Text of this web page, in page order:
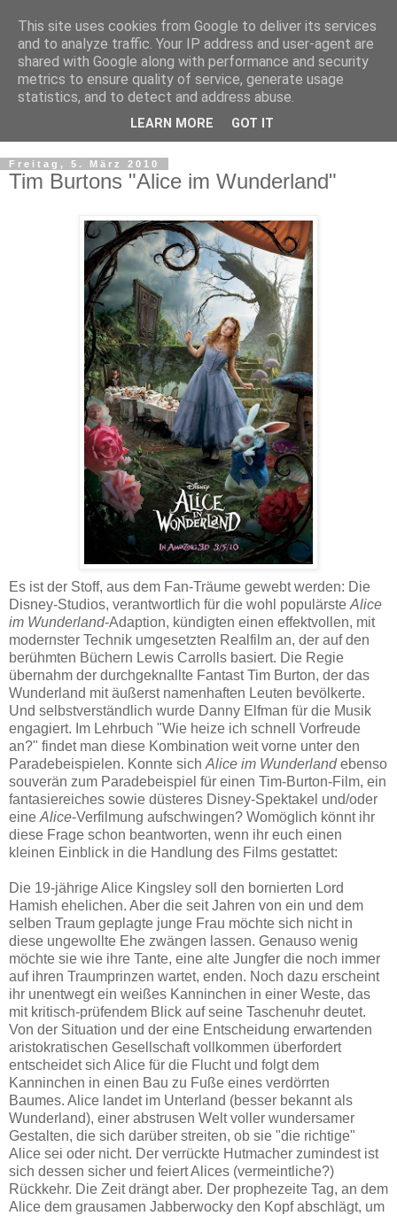
Freitag, 5. März 2010
Tim Burtons "Alice im Wunderland"
Es ist der Stoff, aus dem Fan-Träume gewebt werden: Die
Disney-Studios, verantwortlich für die wohl populärste Alice
im Wunderland-Adaption, kündigten einen effektvollen, mit
modernster Technik umgesetzten Realfilm an, der auf den
berühmten Büchern Lewis Carrolls basiert. Die Regie
übernahm der durchgeknallte Fantast Tim Burton, der das
Wunderland mit äußerst namenhaften Leuten bevölkerte.
Und selbstverständlich wurde Danny Elfman für die Musik
engagiert. Im Lehrbuch "Wie heize ich schnell Vorfreude
an?" findet man diese Kombination weit vorne unter den
Paradebeispielen. Konnte sich Alice im Wunderlandebenso
souverän zum Paradebeispiel für einen Tim-Burton-Film, ein
fantasiereiches sowie düsteres Disney-Spektakel und/oder
eine Alice-Verfilmung aufschwingen? Womöglich könnt ihr
diese Frage schon beantworten, wenn ihr euch einen
kleinen Einblick in die Handlung des Films gestattet:
Die 19-jährige Alice Kingsley soll den bornierten Lord
Hamish ehelichen. Aber die seit Jahren von ein und dem
selben Traum geplagte junge Frau möchte sich nicht in
diese ungewollte Ehe zwängen lassen. Genauso wenig
möchte sie wie ihre Tante, eine alte Jungfer die noch immer
auf ihren Traumprinzen wartet, enden. Noch dazu erscheint
ihr unentwegt ein weißes Kanninchen in einer Weste, das
mit kritisch-prüfendem Blick auf seine Taschenuhr deutet.
Von der Situation und der eine Entscheidung erwartenden
aristokratischen Gesellschaft vollkommen überfordert
entscheidet sich Alice für die Flucht und folgt dem
Kanninchen in einen Bau zu Fuße eines verdörrten
Baumes. Alice landet im Unterland (besser bekannt als
Wunderland), einer abstrusen Welt voller wundersamer
Gestalten, die sich darüber streiten, ob sie "die richtige"
Alice sei oder nicht. Der verrückte Hutmacher zumindest ist
sich dessen sicher und feiert Alices (vermeintliche?)
Rückkehr. Die Zeit drängt aber. Der prophezeite Tag, an dem
Alice dem grausamen Jabberwocky den Kopf abschlägt, um
This site uses cookies from Google to deliver its services
and to analyze traffic. Your IP address and user-agent are
shared with Google along with performance and security
metrics to ensure quality of service, generate usage
statistics, and to detect and address abuse.
LEARN MORE GOT IT